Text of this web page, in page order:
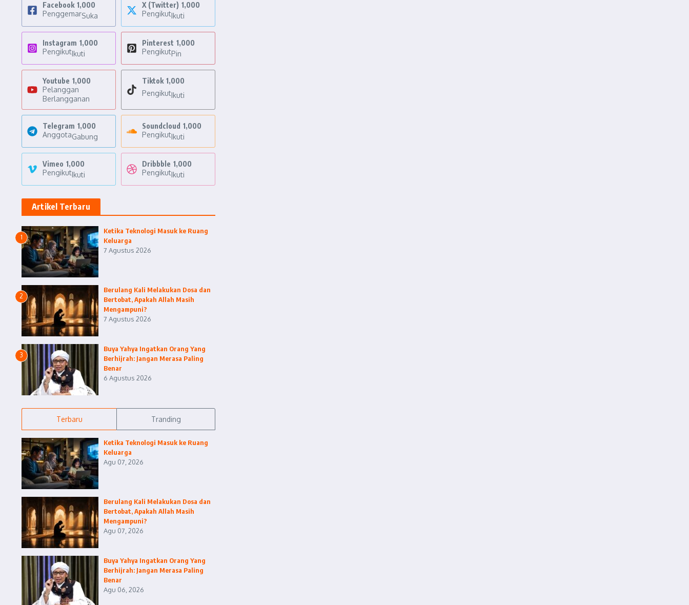
Facebook 1,000
PenggemarSuka
X (Twitter) 1,000
PengikutIkuti
Instagram 1,000
PengikutIkuti
Pinterest 1,000
PengikutPin
Youtube 1,000
Pelanggan
Berlangganan
Tiktok 1,000
PengikutIkuti
Telegram 1,000
AnggotaGabung
Soundcloud 1,000
PengikutIkuti
Vimeo 1,000
PengikutIkuti
Dribbble 1,000
PengikutIkuti
Artikel Terbaru
1
Ketika Teknologi Masuk ke Ruang
Keluarga
7 Agustus 2026
2
Berulang Kali Melakukan Dosa dan
Bertobat, Apakah Allah Masih
Mengampuni?
7 Agustus 2026
3
Buya Yahya Ingatkan Orang Yang
Berhijrah: Jangan Merasa Paling
Benar
6 Agustus 2026
Terbaru Tranding
Ketika Teknologi Masuk ke Ruang
Keluarga
Agu 07, 2026
Berulang Kali Melakukan Dosa dan
Bertobat, Apakah Allah Masih
Mengampuni?
Agu 07, 2026
Buya Yahya Ingatkan Orang Yang
Berhijrah: Jangan Merasa Paling
Benar
Agu 06, 2026